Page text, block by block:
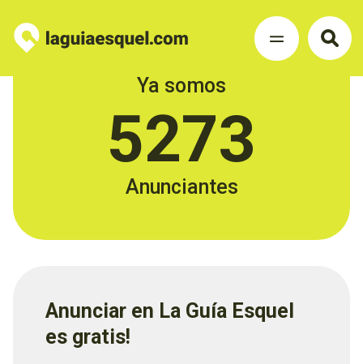
Ya somos
5273
Anunciantes
Anunciar en La Guía Esquel
es gratis!